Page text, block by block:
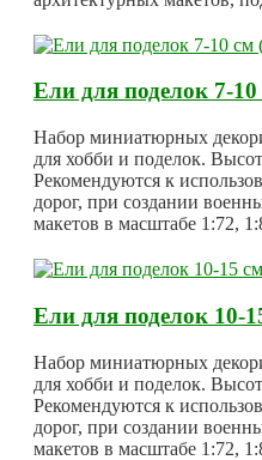
Ели для поделок 7-
Набор миниатюрных
для хобби и поделок.
Рекомендуются к
дорог, при создании
макетов в масштабе 1:72,
Ели для поделок 10-
Набор миниатюрных
для хобби и поделок.
Рекомендуются к
дорог, при создании
макетов в масштабе 1:72,